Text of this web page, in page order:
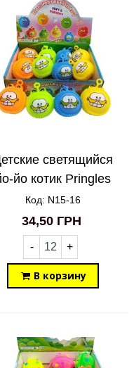
светящийся
йо котик Pringles
N15-16
Код: N15-16
34,50 ГРН
- +
В корзину